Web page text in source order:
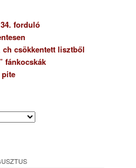
forduló
ch csökkentett lisztből
fánkocskák
pite